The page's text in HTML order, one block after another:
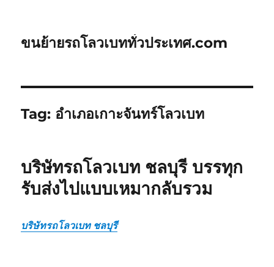
ขนย้ายรถโลวเบททั่วประเทศ.com
Tag: อำเภอเกาะจันทร์โลวเบท
บริษัทรถโลวเบท ชลบุรี บรรทุก
รับส่งไปแบบเหมากลับรวม
บริษัทรถโลวเบท ชลบุรี